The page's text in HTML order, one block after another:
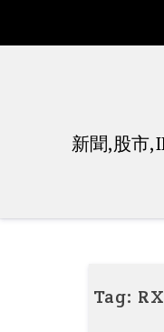
新聞,股市
Tag: